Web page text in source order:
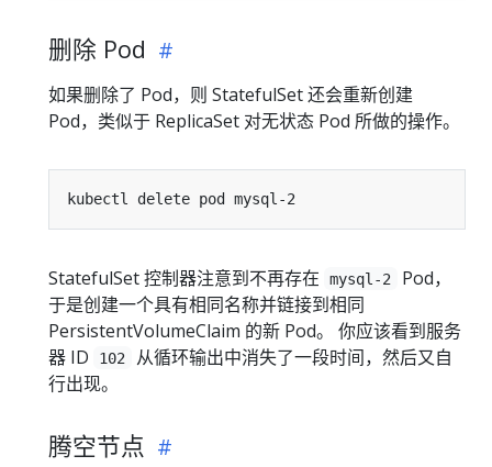
删除 Pod
如果删除了 Pod，则 StatefulSet 还会重新创建
Pod，类似于 ReplicaSet 对无状态 Pod 所做的操作。
StatefulSet 控制器注意到不再存在 mysql-2
Pod，
于是创建一个具有相同名称并链接到相同
PersistentVolumeClaim 的新 Pod。 你应该看到服务
器 ID
102
从循环输出中消失了一段时间，然后又自
行出现。
腾空节点